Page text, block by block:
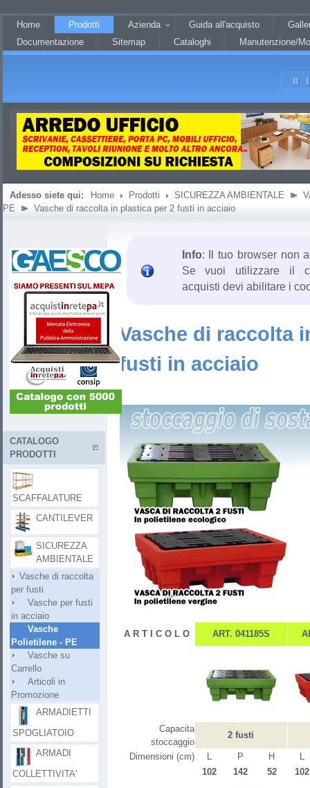
Home
Prodotti Azienda Guida all'acquisto
Documentazione
Sitemap Cataloghi Manutenzione/
Adesso siete qui: Home Prodotti SICUREZZA AMBIENTALE
PE
Vasche di raccolta in plastica per 2 fusti in acciaio
Info: Il tuo browser non
Se vuoi utilizzare il
acquisti devi abilitare i
Vasche di raccolta
fusti in acciaio
A R T I C O L O ART. 041185S
Capacita
stoccaggio
2 fusti
Dimensioni (cm) L P H
L
102
142 52 102
CATALOGO
PRODOTTI
SCAFFALATURE
CANTILEVER
SICUREZZA
AMBIENTALE
Vasche di raccolta
per fusti
Vasche per fusti
in acciaio
Vasche
Polietilene - PE
Vasche su
Carrello
Articoli in
Promozione
ARMADIETTI
SPOGLIATOIO
ARMADI
COLLETTIVITA'